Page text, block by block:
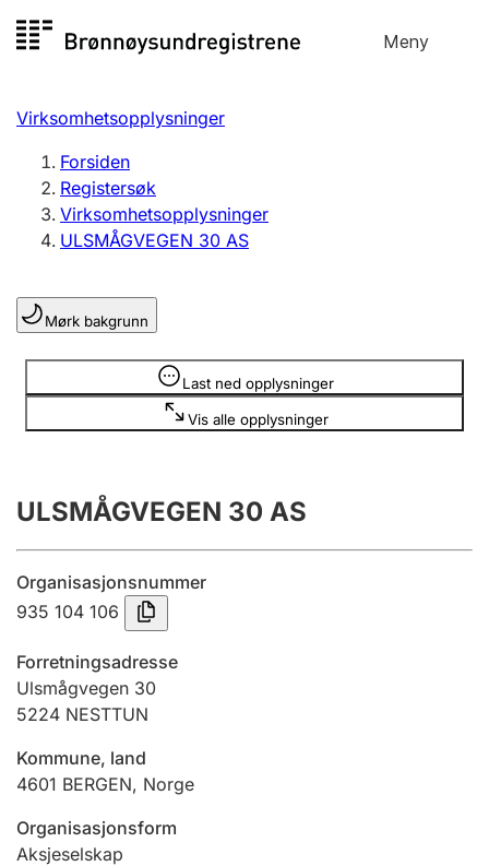
til
Meny
Registersøk
Aksjeselskap
Enkeltpersonforetak
Registrere, endre, slette
Lag og forening
Registrere, endre, slette
Årsregnskap
Innsending og forsinkelsesgebyr
Tinglysing
Jeger
Ektepaktveileder
Virksomhetsopplysninger
Forsiden
Registersøk
Virksomhetsopplysninger
ULSMÅGVEGEN 30 AS
Mørk bakgrunn
Last ned opplysninger
Vis alle opplysninger
Opplysninger er skjult
ULSMÅGVEGEN 30 AS
Organisasjonsnummer
935 104 106
Forretningsadresse
Ulsmågvegen 30
5224 NESTTUN
Kommune, land
4601 BERGEN, Norge
Organisasjonsform
Aksjeselskap